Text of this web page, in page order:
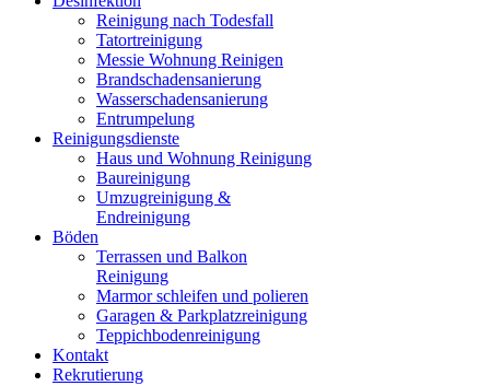
Reinigung nach Todesfall
Tatortreinigung
Messie Wohnung Reinigen
Brandschadensanierung
Wasserschadensanierung
Entrumpelung
Reinigungsdienste
Haus und Wohnung Reinigung
Baureinigung
Umzugreinigung &
Endreinigung
Böden
Terrassen und Balkon
Reinigung
Marmor schleifen und polieren
Garagen & Parkplatzreinigung
Teppichbodenreinigung
Kontakt
Rekrutierung